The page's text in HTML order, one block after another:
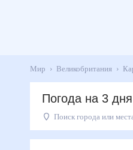
Мир Великобритания
Погода на 3
Поиск города или
День
Сегодня